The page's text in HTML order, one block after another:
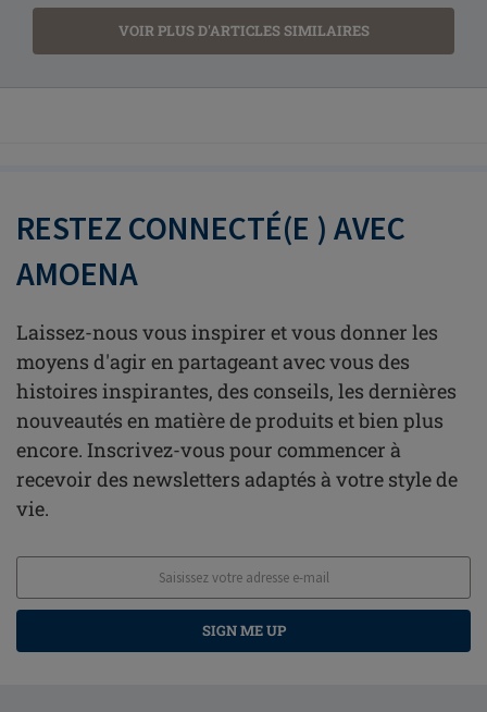
VOIR PLUS D'ARTICLES SIMILAIRES
RESTEZ CONNECTÉ(E ) AVEC
AMOENA
Laissez-nous vous inspirer et vous donner les
moyens d'agir en partageant avec vous des
histoires inspirantes, des conseils, les dernières
nouveautés en matière de produits et bien plus
encore. Inscrivez-vous pour commencer à
recevoir des newsletters adaptés à votre style de
vie.
SIGN ME UP